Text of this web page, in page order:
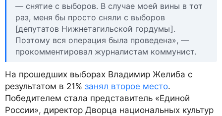
— снятие с выборов. В случае моей вины в тот
раз, меня бы просто сняли с выборов
[депутатов Нижнетагильской гордумы].
Поэтому вся операция была проведена», —
прокомментировал журналистам коммунист.
На прошедших выборах Владимир Желиба с
результатом в 21% занял второе место.
Победителем стала представитель «Единой
России», директор Дворца национальных культур